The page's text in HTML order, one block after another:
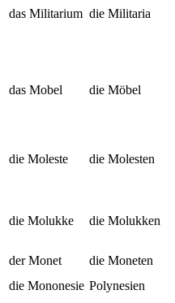
das Militarium die Militaria
das Mobel die Möbel
die Moleste die Molesten
die Molukke die Molukken
der Monet
die Moneten
die Mononesie Polynesien